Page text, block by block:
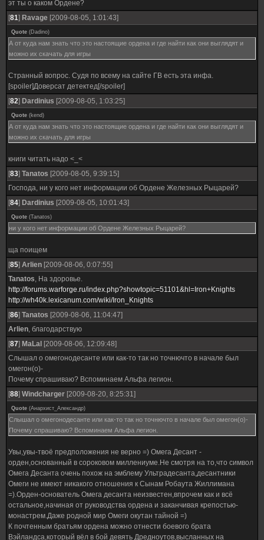
эт ты о каком Ордене?
[81] Ravage [2009-08-05, 1:01:43]
Quote (Dadino)
А от куда нам знать что это настоящие ордена и где найти как они выглядят и
можно их скачать для игры
Странный вопрос. Судя по всему на сайте ГВ есть эта инфа.
[spoiler]Доверсат детектед[/spoiler]
[82] Dardinius [2009-08-05, 1:03:25]
Quote (kend)
А от куда нам знать что это настоящие ордена и где найти как они выглядят и
можно их скачать для игры
книги читать надо <_<
[83] Tanatos [2009-08-05, 9:39:15]
Господа, ни у кого нет информации об Ордене Железных Рыцарей?
[84] Dardinius [2009-08-05, 10:01:43]
Quote (Tanatos)
ни у кого нет информации об Ордене Железных Рыцарей?
ща поищем
[85] Arlien [2009-08-06, 0:07:55]
Tanatos, На здоровье.
http://forums.warforge.ru/index.php?showtopic=51101&hl=Iron+Knights
http://wh40k.lexicanum.com/wiki/Iron_Knights
[86] Tanatos [2009-08-06, 11:04:47]
Arlien, благодарствую
[87] MaLal [2009-08-06, 12:09:48]
Слышал о омегонодесанте или как-то так но точнючто в начале был
омегон(о)-
Почему спрашиваю? Вспоминаем Альфа легион.
[88] Windcharger [2009-08-20, 8:25:31]
Quote (Анархист_Александр)
Слышал о омегонодесанте или как-то так но точнючто в начале был омегон(о)-
Почему спрашиваю? Вспоминаем Альфа легион.
Увы,увы-твоё предположения не верно =) Омега Десант -
орден,основанный в сороковом миллениуме.Не смотря на то,что символ
Омега Десанта очень похож на эмблему Ультрадесанта,десантники
Омеги не имеют никакого отношения к Сынам Робаута Жиллимана
=).Орден-основатель Омега десанта неизвестен,впрочем как и всё
остальное,начиная от руководства ордена и заканчивая крепостью-
монастрем.Даже родной мир Омеги окутан тайной =)
К почтенным братьям ордена можно отнести боевого брата
Вэйландса,который вёл в бой девять Дредноутов,высланных на